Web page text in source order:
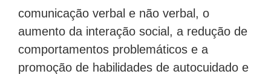
comunicação verbal e não verbal, o
aumento da interação social, a redução de
comportamentos problemáticos e a
promoção de habilidades de autocuidado e